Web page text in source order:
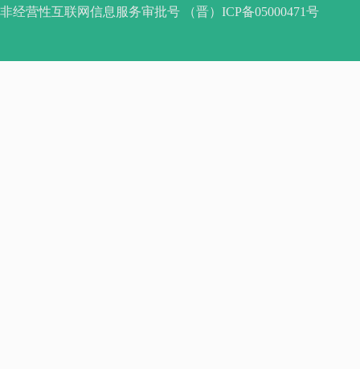
非经营性互联网信息服务审批号 （晋）ICP备05000471号